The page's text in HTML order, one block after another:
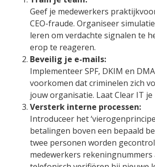
Geef je medewerkers
CEO-fraude. Organiseer
leren om verdachte signalen te
erop te reageren.
Beveilig je e-mails:
Implementeer SPF, DKIM en
voorkomen dat criminelen zich
jouw organisatie. Laat Clear IT
Versterk interne processen:
Introduceer het
betalingen boven een bepaald
twee personen worden
medewerkers rekeningnummers